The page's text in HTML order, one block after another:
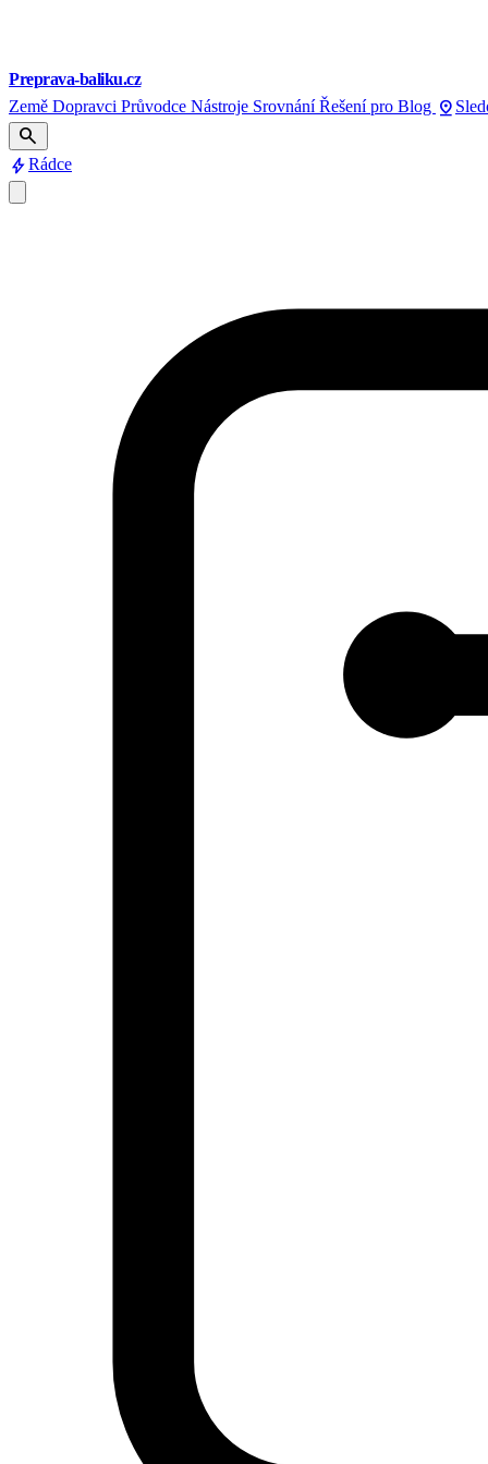
Preprava-baliku.cz
Země Dopravci Průvodce Nástroje Srovnání Řešení pro Blog pin_drop
search
boltRádce